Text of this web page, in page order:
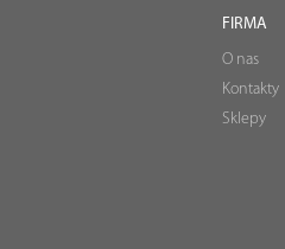
FIRMA
O nas
Kontakty
Sklepy